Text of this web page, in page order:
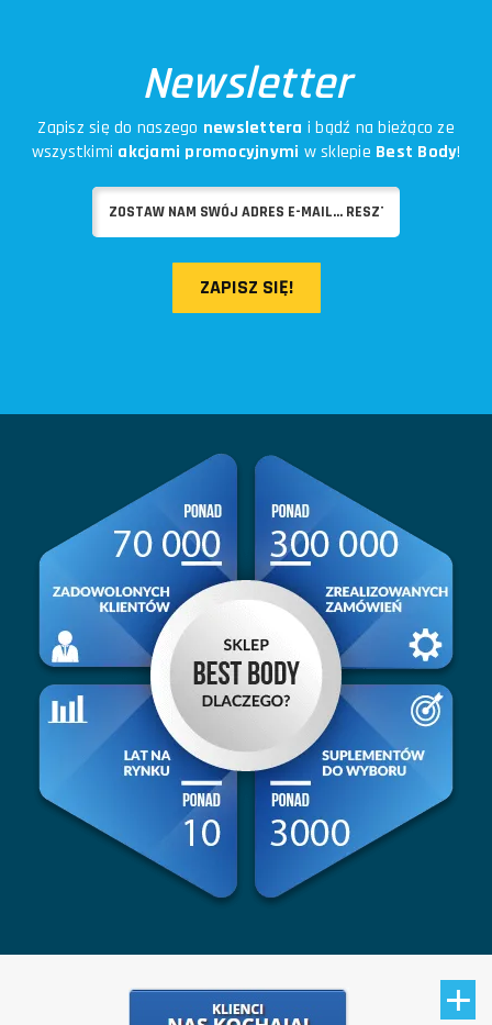
Newsletter
Zapisz się do naszego newslettera i bądź na bieżąco ze
wszystkimi akcjami promocyjnymi w sklepie Best Body!
ZAPISZ SIĘ!